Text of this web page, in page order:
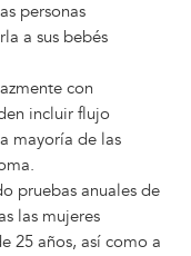
personas
a sus bebés
con
incluir flujo
mayoría de las
pruebas anuales de
las mujeres
25 años, así como a